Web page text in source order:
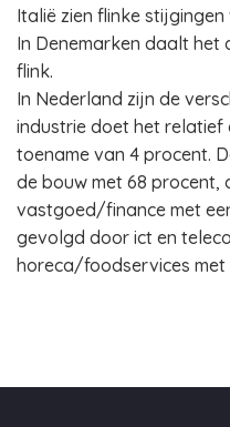
Italië zien flinke
In Denemarken daalt het
flink.
In Nederland zijn de
industrie doet het relatief
toename van 4 procent.
de bouw met 68 procent,
vastgoed/finance met
gevolgd door ict en
horeca/foodservices met